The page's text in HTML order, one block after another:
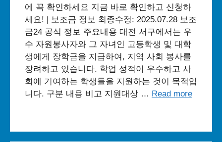
에 꼭 확인하세요 지금 바로 확인하고 신청하
세요! | 보조금 정보 최종수정: 2025.07.28 보조
금24 공식 정보 주요내용 대전 서구에서는 우
수 자원봉사자와 그 자녀인 고등학생 및 대학
생에게 장학금을 지급하여, 지역 사회 봉사를
장려하고 있습니다. 학업 성적이 우수하고 사
회에 기여하는 학생들을 지원하는 것이 목적입
니다. 구분 내용 비고 지원대상 … Read more